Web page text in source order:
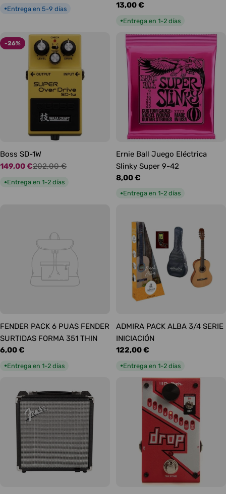
●Entrega en 5-9 días
Precio
13,00 €
●Entrega en 1-2 días
-26%
Boss SD-1W
Precio
de
149,00 €
Precio
habitual
202,00 €
●Entrega en 1-2 días
Ernie Ball Juego Eléctrica
Slinky Super 9-42
Precio
habitual
8,00 €
●Entrega en 1-2 días
FENDER PACK 6 PUAS FENDER
SURTIDAS FORMA 351 THIN
Precio
6,00 €
●Entrega en 1-2 días
ADMIRA PACK ALBA 3/4 SERIE
INICIACIÓN
Precio
122,00 €
●Entrega en 1-2 días